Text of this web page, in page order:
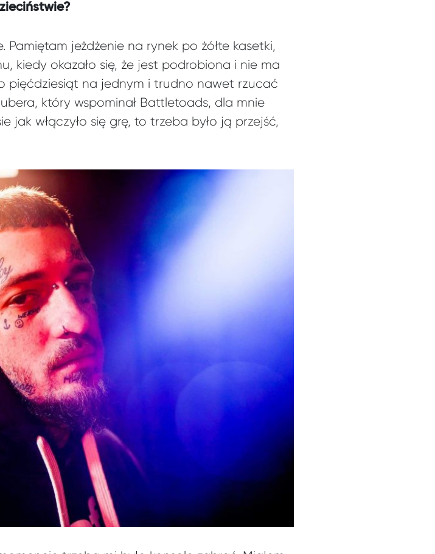
Pamiętam jeżdżenie na rynek po żółte kasetki,
kiedy okazało się, że jest podrobiona i nie ma
pięćdziesiąt na jednym i trudno nawet rzucać
który wspominał Battletoads, dla mnie
jak włączyło się grę, to trzeba było ją przejść,